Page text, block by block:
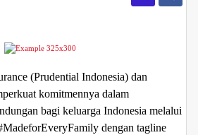
(Prudential Indonesia) dan
komitmennya dalam
bagi keluarga Indonesia melalui
dengan tagline